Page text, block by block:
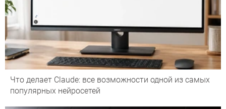
Что делает Сlaude: все возможности одной из самых
популярных нейросетей